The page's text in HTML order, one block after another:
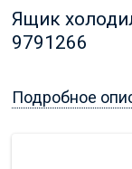
Ящик
9791266
Подробное